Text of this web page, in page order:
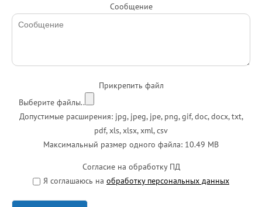
Сообщение
Прикрепить файл
Выберите файлы..
Допустимые расширения: jpg, jpeg, jpe, png, gif, doc, docx, txt,
pdf, xls, xlsx, xml, csv
Максимальный размер одного файла: 10.49 MB
Согласие на обработку ПД
Я соглашаюсь на обработку персональных данных